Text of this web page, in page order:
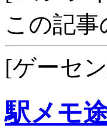
この記事
[ゲーセ
駅メモ